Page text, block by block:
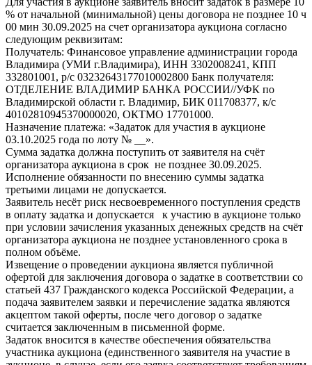
% от начальной (минимальной) цены договора не позднее 10 ч
00 мин 30.09.2025 на счет организатора аукциона согласно
следующим реквизитам:
Получатель: Финансовое управление администрации города
Владимира (УМИ г.Владимира), ИНН 3302008241, КПП
332801001, р/с 03232643177010002800 Банк получателя:
ОТДЕЛЕНИЕ ВЛАДИМИР БАНКА РОССИИ//УФК по
Владимирской области г. Владимир, БИК 011708377, к/с
40102810945370000020, ОКТМО 17701000.
Назначение платежа: «Задаток для участия в аукционе
03.10.2025 года по лоту № __».
Сумма задатка должна поступить от заявителя на счёт
организатора аукциона в срок не позднее 30.09.2025.
Исполнение обязанности по внесению суммы задатка
третьими лицами не допускается.
Заявитель несёт риск несвоевременного поступления средств
в оплату задатка и допускается к участию в аукционе только
при условии зачисления указанных денежных средств на счёт
организатора аукциона не позднее установленного срока в
полном объёме.
Извещение о проведении аукциона является публичной
офертой для заключения договора о задатке в соответствии со
статьей 437 Гражданского кодекса Российской Федерации, а
подача заявителем заявки и перечисление задатка являются
акцептом такой оферты, после чего договор о задатке
считается заключенным в письменной форме.
Задаток вносится в качестве обеспечения обязательства
участника аукциона (единственного заявителя на участие в